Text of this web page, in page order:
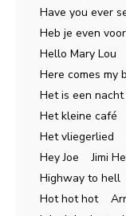
Have you ever
Heb je even
Hello Mary Lou
Here comes
Het is een
Het kleine café
Het vliegerlied
Hey Joe Jimi
Highway to
Hot hot hot